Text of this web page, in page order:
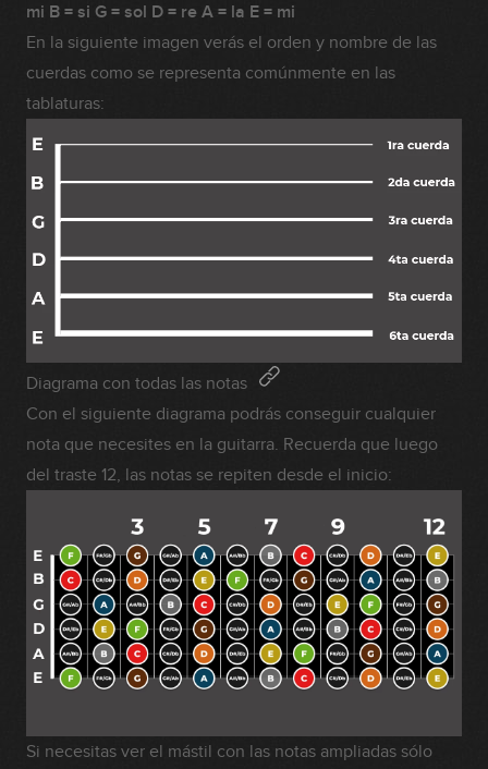
mi B = si G = sol D = re A = la E = mi
En la siguiente imagen verás el orden y nombre de las
cuerdas como se representa comúnmente en las
tablaturas:
Diagrama con todas las notas
Con el siguiente diagrama podrás conseguir cualquier
nota que necesites en la guitarra. Recuerda que luego
del traste 12, las notas se repiten desde el inicio:
Si necesitas ver el mástil con las notas ampliadas sólo